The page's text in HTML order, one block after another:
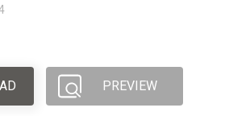
PREVIEW